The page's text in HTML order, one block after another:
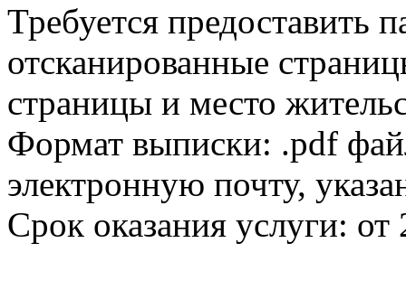
Требуется предоставить
отсканированные
страницы и место
Формат выписки: .pdf
электронную почту,
Срок оказания услуги: от